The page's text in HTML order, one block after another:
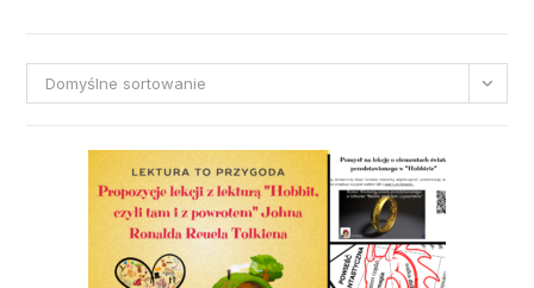
Domyślne sortowanie